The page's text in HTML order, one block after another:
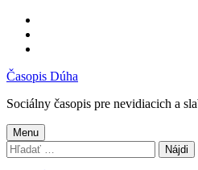
obsah
pätičku
Časopis Dúha
Sociálny časopis pre nevidiacich a
Menu
Hľadať: